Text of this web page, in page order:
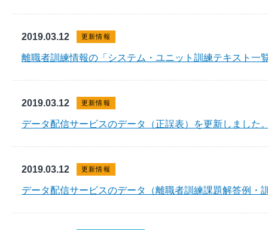
2019.03.12 更新情報
離職者訓練情報の「システム・ユニット訓練テキスト一
2019.03.12 更新情報
データ配信サービスのデータ（正誤表）を更新しました
2019.03.12 更新情報
データ配信サービスのデータ（離職者訓練課題解答例・